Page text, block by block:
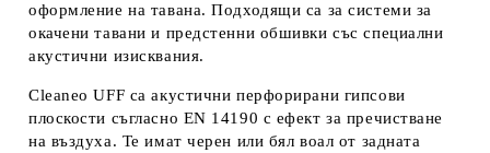
оформление на тавана. Подходящи са за системи за
окачени тавани и предстенни обшивки със специални
акустични изисквания.
Cleaneo UFF са акустични перфорирани гипсови
плоскости съгласно EN 14190 с ефект за пречистване
на въздуха. Те имат черен или бял воал от задната